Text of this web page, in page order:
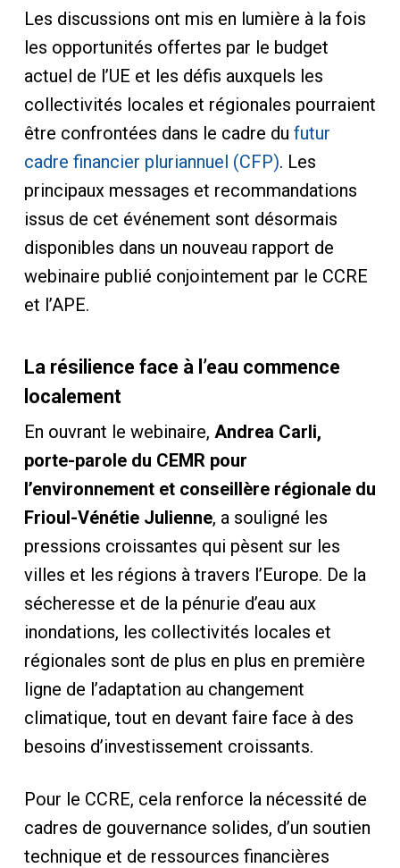
Les discussions ont mis en lumière à la fois
les opportunités offertes par le budget
actuel de l’UE et les défis auxquels les
collectivités locales et régionales pourraient
être confrontées dans le cadre du futur
cadre financier pluriannuel (CFP). Les
principaux messages et recommandations
issus de cet événement sont désormais
disponibles dans un nouveau rapport de
webinaire publié conjointement par le CCRE
et l’APE.
La résilience face à l’eau commence
localement
En ouvrant le webinaire, Andrea Carli,
porte-parole du CEMR pour
l’environnement et conseillère régionale du
Frioul-Vénétie Julienne, a souligné les
pressions croissantes qui pèsent sur les
villes et les régions à travers l’Europe. De la
sécheresse et de la pénurie d’eau aux
inondations, les collectivités locales et
régionales sont de plus en plus en première
ligne de l’adaptation au changement
climatique, tout en devant faire face à des
besoins d’investissement croissants.
Pour le CCRE, cela renforce la nécessité de
cadres de gouvernance solides, d’un soutien
technique et de ressources financières